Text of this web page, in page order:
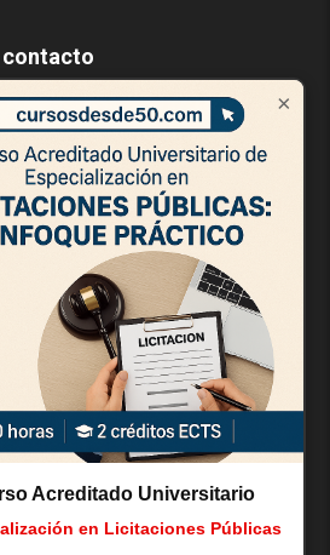
×
Acreditado Universitario
en Licitaciones Públicas
*
Protegido
protegido y no se permite su
copiar o acceder a funciones
una advertencia.